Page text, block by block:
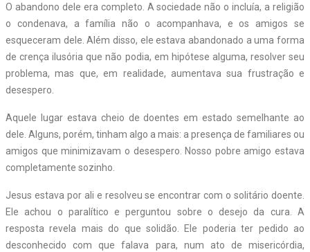
O abandono dele era completo. A sociedade não o incluía, a religião
o condenava, a família não o acompanhava, e os amigos se
esqueceram dele. Além disso, ele estava abandonado a uma forma
de crença ilusória que não podia, em hipótese alguma, resolver seu
problema, mas que, em realidade, aumentava sua frustração e
desespero.
Aquele lugar estava cheio de doentes em estado semelhante ao
dele. Alguns, porém, tinham algo a mais: a presença de familiares ou
amigos que minimizavam o desespero. Nosso pobre amigo estava
completamente sozinho.
Jesus estava por ali e resolveu se encontrar com o solitário doente.
Ele achou o paralítico e perguntou sobre o desejo da cura. A
resposta revela mais do que solidão. Ele poderia ter pedido ao
desconhecido com que falava para, num ato de misericórdia,